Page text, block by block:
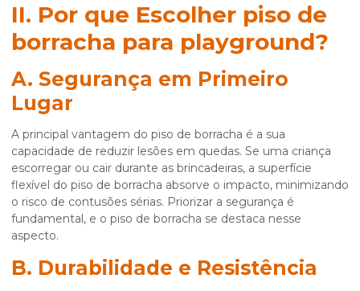
II. Por que Escolher piso de
borracha para playground?
A. Segurança em Primeiro
Lugar
A principal vantagem do piso de borracha é a sua
capacidade de reduzir lesões em quedas. Se uma criança
escorregar ou cair durante as brincadeiras, a superfície
flexível do piso de borracha absorve o impacto, minimizando
o risco de contusões sérias. Priorizar a segurança é
fundamental, e o piso de borracha se destaca nesse
aspecto.
B. Durabilidade e Resistência